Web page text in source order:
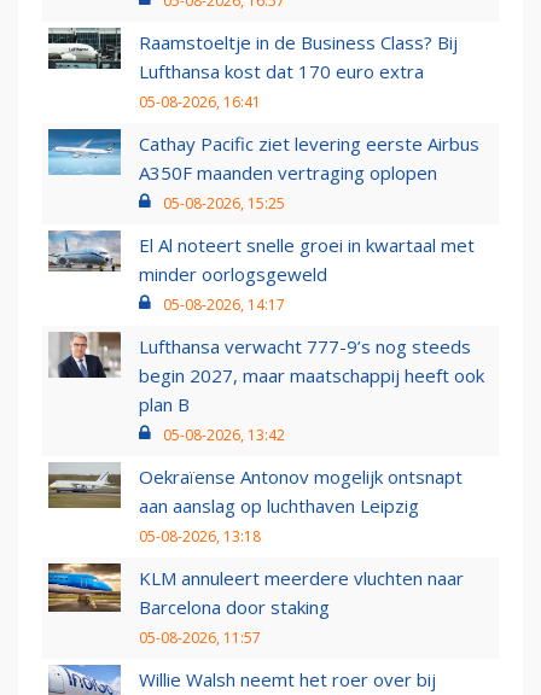
Raamstoeltje in de Business Class? Bij
Lufthansa kost dat 170 euro extra
05-08-2026, 16:41
Cathay Pacific ziet levering eerste Airbus
A350F maanden vertraging oplopen
05-08-2026, 15:25
El Al noteert snelle groei in kwartaal met
minder oorlogsgeweld
05-08-2026, 14:17
Lufthansa verwacht 777-9’s nog steeds
begin 2027, maar maatschappij heeft ook
plan B
05-08-2026, 13:42
Oekraïense Antonov mogelijk ontsnapt
aan aanslag op luchthaven Leipzig
05-08-2026, 13:18
KLM annuleert meerdere vluchten naar
Barcelona door staking
05-08-2026, 11:57
Willie Walsh neemt het roer over bij